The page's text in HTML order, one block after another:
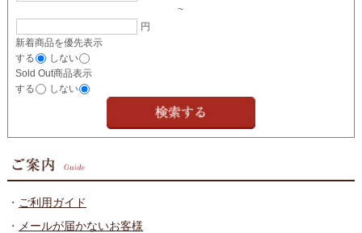
~
円
新着商品を優先表示
する
しない
Sold Out商品表示
する
しない
・ ご利用ガイド
・ メールが届かないお客様